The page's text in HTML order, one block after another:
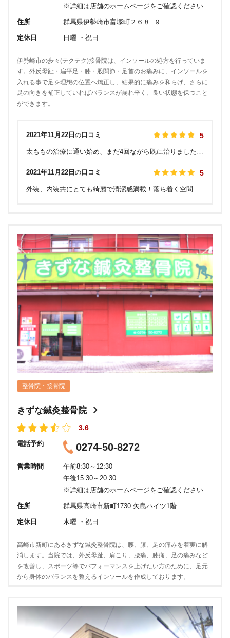
※詳細は店舗のホームページをご確認ください
住所 群馬県伊勢崎市富塚町２６８−９
定休日 日曜 ・祝日
伊勢崎市の歩々(テクテク)接骨院は、インソールの処方を行っていま
す。外反母趾・扁平足・膝・股関節・足首のお痛みに、インソールを
入れる事で足を理想の位置へ矯正し、結果的に痛みを和らげ、さらに
足の向きを補正していればバランスが崩れ辛く、良い状態を保つこと
ができます。
2021年11月22日 の口コミ 5
2021年11月22日 の口コミ 5
整骨院・接骨院
きずな鍼灸整骨院
3.6
電話予約 0274-50-8272
営業時間
午前8:30～12:30
午後15:30～20:30
※詳細は店舗のホームページをご確認ください
住所 群馬県高崎市新町1730 矢島ハイツ1階
定休日 木曜 ・祝日
高崎市新町にあるきずな鍼灸整骨院は、腰、膝、足の痛みを着実に解
消します。当院では、外反母趾、肩こり、腰痛、膝痛、足の痛みなど
を改善し、スポーツ等でパフォーマンスを上げたい方のために、足元
から身体のバランスを整えるインソールを作成しております。